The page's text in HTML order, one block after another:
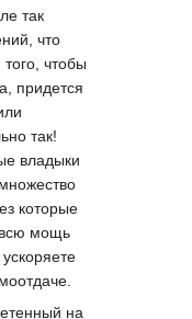
так
что
чтобы
придется
так!
владыки
которые
мощь
на